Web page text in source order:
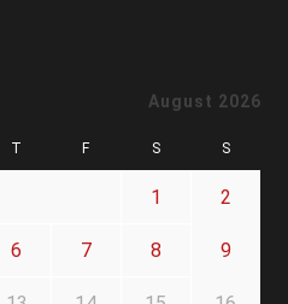
August 2026
T F S S
1 2
6 7 8 9